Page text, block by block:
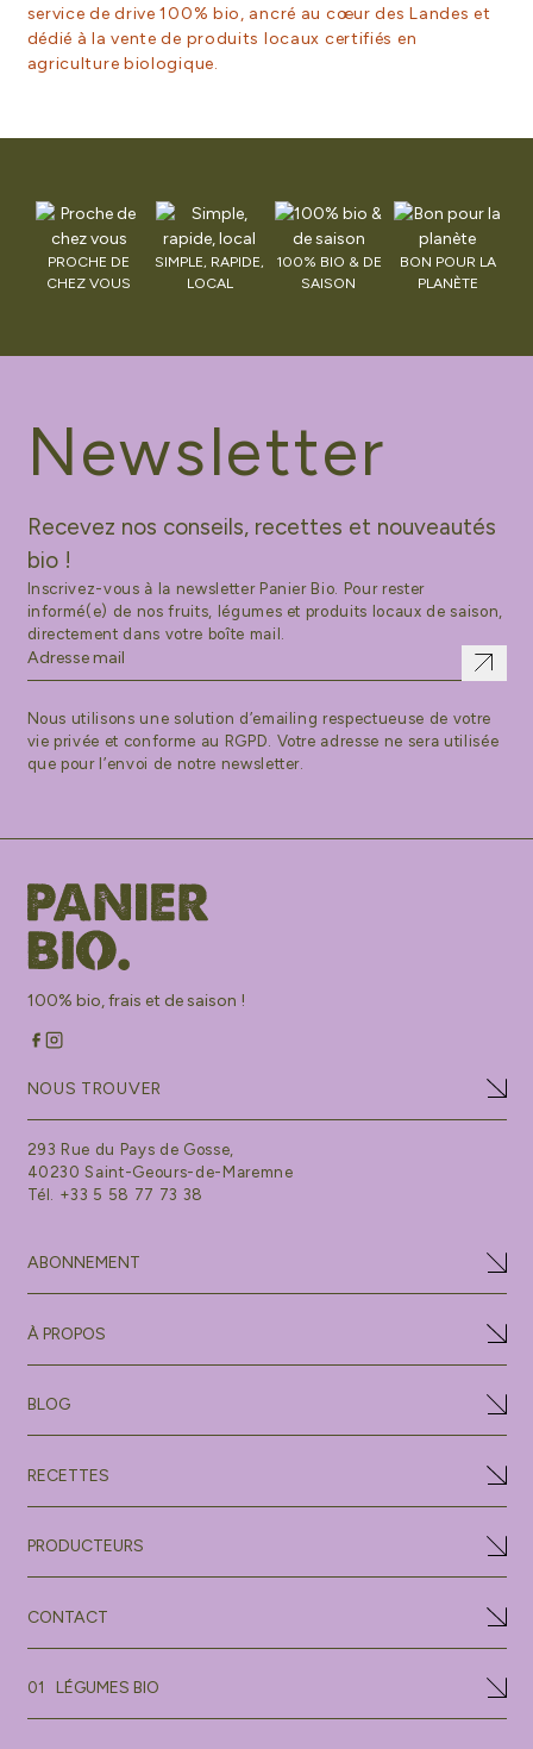
service de drive 100% bio, ancré au cœur des Landes et
dédié à la vente de produits locaux certifiés en
agriculture biologique.
PROCHE DE
CHEZ VOUS
SIMPLE, RAPIDE,
LOCAL
100% BIO & DE
SAISON
BON POUR LA
PLANÈTE
Newsletter
Recevez nos conseils, recettes et nouveautés
bio !
Inscrivez-vous à la newsletter Panier Bio. Pour rester
informé(e) de nos fruits, légumes et produits locaux de saison,
directement dans votre boîte mail.
Nous utilisons une solution d’emailing respectueuse de votre
vie privée et conforme au RGPD. Votre adresse ne sera utilisée
que pour l’envoi de notre newsletter.
100% bio, frais et de saison !
NOUS TROUVER
293 Rue du Pays de Gosse,
40230 Saint-Geours-de-Maremne
Tél. +33 5 58 77 73 38
ABONNEMENT
À PROPOS
BLOG
RECETTES
PRODUCTEURS
CONTACT
01 LÉGUMES BIO